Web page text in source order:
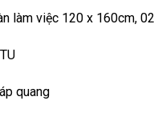
làm việc 120 x 160cm,
quang